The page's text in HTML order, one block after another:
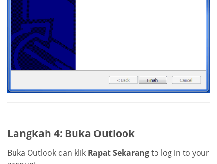
Langkah 4: Buka Outlook
Buka Outlook dan klik Rapat Sekarangto log in to your